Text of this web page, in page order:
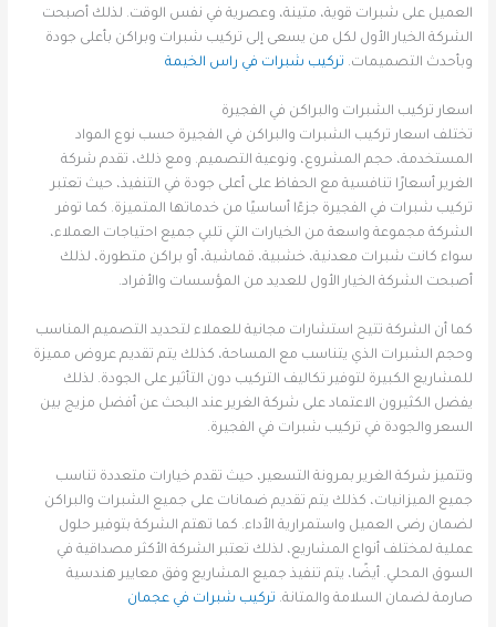
العميل على شبرات قوية، متينة، وعصرية في نفس الوقت. لذلك أصبحت
الشركة الخيار الأول لكل من يسعى إلى تركيب شبرات وبراكن بأعلى جودة
وبأحدث التصميمات. تركيب شبرات في راس الخيمة
اسعار تركيب الشبرات والبراكن في الفجيرة
تختلف اسعار تركيب الشبرات والبراكن في الفجيرة حسب نوع المواد
المستخدمة، حجم المشروع، ونوعية التصميم. ومع ذلك، تقدم شركة
الغرير أسعارًا تنافسية مع الحفاظ على أعلى جودة في التنفيذ، حيث تعتبر
تركيب شبرات في الفجيرة جزءًا أساسيًا من خدماتها المتميزة. كما توفر
الشركة مجموعة واسعة من الخيارات التي تلبي جميع احتياجات العملاء،
سواء كانت شبرات معدنية، خشبية، قماشية، أو براكن متطورة، لذلك
أصبحت الشركة الخيار الأول للعديد من المؤسسات والأفراد.
كما أن الشركة تتيح استشارات مجانية للعملاء لتحديد التصميم المناسب
وحجم الشبرات الذي يتناسب مع المساحة، كذلك يتم تقديم عروض مميزة
للمشاريع الكبيرة لتوفير تكاليف التركيب دون التأثير على الجودة. لذلك
يفضل الكثيرون الاعتماد على شركة الغرير عند البحث عن أفضل مزيج بين
السعر والجودة في تركيب شبرات في الفجيرة.
وتتميز شركة الغرير بمرونة التسعير، حيث تقدم خيارات متعددة تناسب
جميع الميزانيات، كذلك يتم تقديم ضمانات على جميع الشبرات والبراكن
لضمان رضى العميل واستمرارية الأداء. كما تهتم الشركة بتوفير حلول
عملية لمختلف أنواع المشاريع، لذلك تعتبر الشركة الأكثر مصداقية في
السوق المحلي. أيضًا، يتم تنفيذ جميع المشاريع وفق معايير هندسية
صارمة لضمان السلامة والمتانة. تركيب شبرات في عجمان